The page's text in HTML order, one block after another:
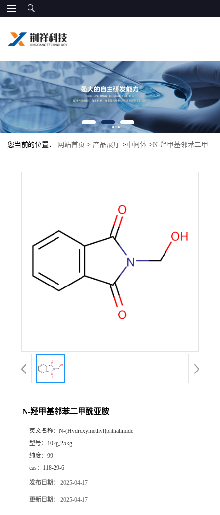
您当前的位置： 网站首页 > 产品展厅 >中间体 >N-羟甲基邻苯二甲
N-羟甲基邻苯二甲酰亚胺
英文名称： N-(Hydroxymethyl)phthalimide
型号： 10kg,25kg
纯度： 99
cas： 118-29-6
发布日期： 2025-04-17
更新日期： 2025-04-17